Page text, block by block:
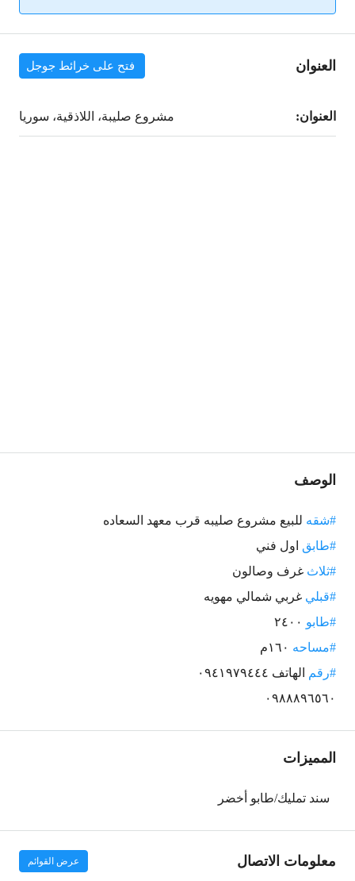
العنوان فتح على خرائط جوجل
العنوان: مشروع صليبة، اللاذقية، سوريا
الوصف
#شقه للبيع مشروع صليبه قرب معهد السعاده
#طابق اول فني
#ثلاث غرف وصالون
#قبلي غربي شمالي مهويه
#طابو
#مساحه
#رقم
الهاتف ٠٩٤١٩٧٩٤٤٤
٠٩٨٨٨٩٦٥٦٠
المميزات
سند تمليك/طابو أخضر
معلومات الاتصال عرض القوائم